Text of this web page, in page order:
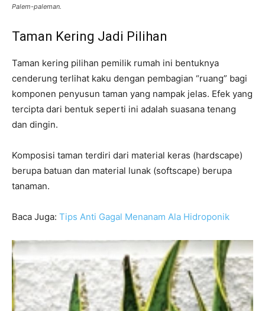
Palem-paleman.
Taman Kering Jadi Pilihan
Taman kering pilihan pemilik rumah ini bentuknya
cenderung terlihat kaku dengan pembagian “ruang” bagi
komponen penyusun taman yang nampak jelas. Efek yang
tercipta dari bentuk seperti ini adalah suasana tenang
dan dingin.
Komposisi taman terdiri dari material keras (hardscape)
berupa batuan dan material lunak (softscape) berupa
tanaman.
Baca Juga: Tips Anti Gagal Menanam Ala Hidroponik